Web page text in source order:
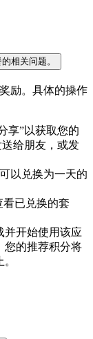
相关问题。
励。具体的操作
享”以获取您的
送给朋友，或发
以兑换为一天的
看已兑换的套
并开始使用该应
您的推荐积分将